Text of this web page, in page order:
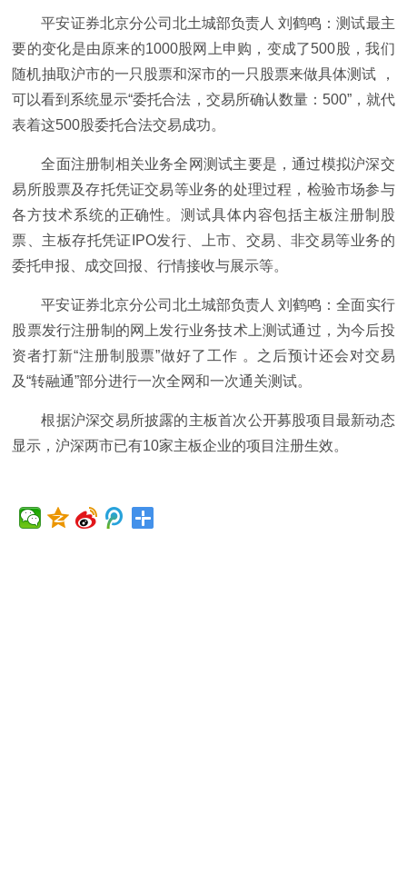
平安证券北京分公司北土城部负责人 刘鹤鸣：测试最主
要的变化是由原来的1000股网上申购，变成了500股，我们
随机抽取沪市的一只股票和深市的一只股票来做具体测试 ，
可以看到系统显示“委托合法，交易所确认数量：500”，就代
表着这500股委托合法交易成功。
全面注册制相关业务全网测试主要是，通过模拟沪深交
易所股票及存托凭证交易等业务的处理过程，检验市场参与
各方技术系统的正确性。测试具体内容包括主板注册制股
票、主板存托凭证IPO发行、上市、交易、非交易等业务的
委托申报、成交回报、行情接收与展示等。
平安证券北京分公司北土城部负责人 刘鹤鸣：全面实行
股票发行注册制的网上发行业务技术上测试通过，为今后投
资者打新“注册制股票”做好了工作 。之后预计还会对交易
及“转融通”部分进行一次全网和一次通关测试。
根据沪深交易所披露的主板首次公开募股项目最新动态
显示，沪深两市已有10家主板企业的项目注册生效。